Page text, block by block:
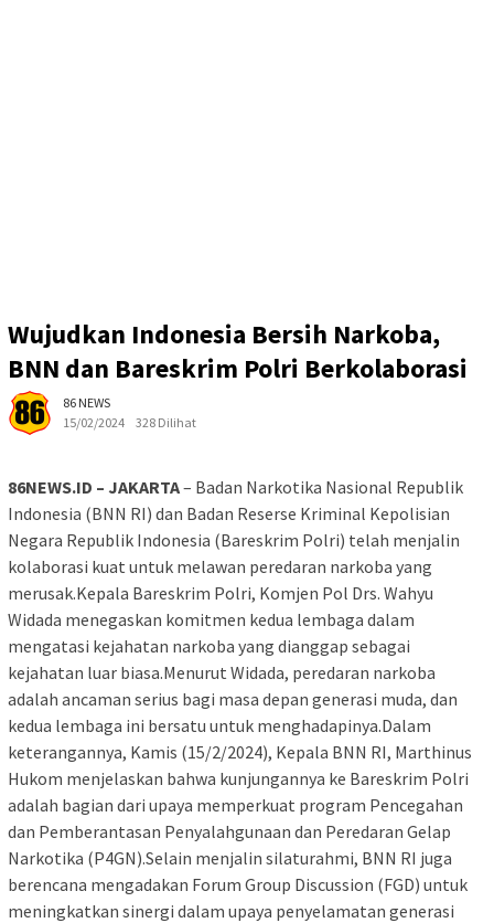
Wujudkan Indonesia Bersih Narkoba,
BNN dan Bareskrim Polri Berkolaborasi
86 NEWS
15/02/2024
328 Dilihat
86NEWS.ID – JAKARTA– Badan Narkotika Nasional Republik
Indonesia (BNN RI) dan Badan Reserse Kriminal Kepolisian
Negara Republik Indonesia (Bareskrim Polri) telah menjalin
kolaborasi kuat untuk melawan peredaran narkoba yang
merusak.Kepala Bareskrim Polri, Komjen Pol Drs. Wahyu
Widada menegaskan komitmen kedua lembaga dalam
mengatasi kejahatan narkoba yang dianggap sebagai
kejahatan luar biasa.Menurut Widada, peredaran narkoba
adalah ancaman serius bagi masa depan generasi muda, dan
kedua lembaga ini bersatu untuk menghadapinya.Dalam
keterangannya, Kamis (15/2/2024), Kepala BNN RI, Marthinus
Hukom menjelaskan bahwa kunjungannya ke Bareskrim Polri
adalah bagian dari upaya memperkuat program Pencegahan
dan Pemberantasan Penyalahgunaan dan Peredaran Gelap
Narkotika (P4GN).Selain menjalin silaturahmi, BNN RI juga
berencana mengadakan Forum Group Discussion (FGD) untuk
meningkatkan sinergi dalam upaya penyelamatan generasi